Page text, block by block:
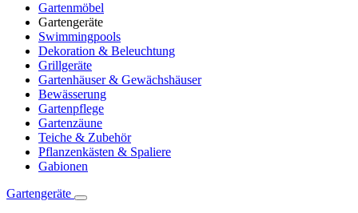
Gartenmöbel
Gartengeräte
Swimmingpools
Dekoration & Beleuchtung
Grillgeräte
Gartenhäuser & Gewächshäuser
Bewässerung
Gartenpflege
Gartenzäune
Teiche & Zubehör
Pflanzenkästen & Spaliere
Gabionen
Gartengeräte